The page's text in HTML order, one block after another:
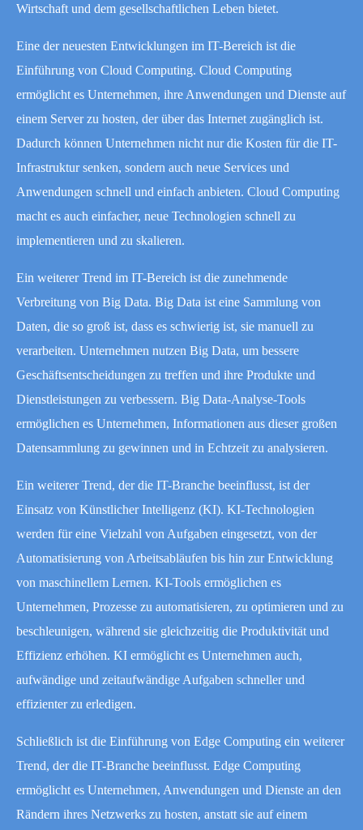
Wirtschaft und dem gesellschaftlichen Leben bietet.
Eine der neuesten Entwicklungen im IT-Bereich ist die
Einführung von Cloud Computing. Cloud Computing
ermöglicht es Unternehmen, ihre Anwendungen und Dienste auf
einem Server zu hosten, der über das Internet zugänglich ist.
Dadurch können Unternehmen nicht nur die Kosten für die IT-
Infrastruktur senken, sondern auch neue Services und
Anwendungen schnell und einfach anbieten. Cloud Computing
macht es auch einfacher, neue Technologien schnell zu
implementieren und zu skalieren.
Ein weiterer Trend im IT-Bereich ist die zunehmende
Verbreitung von Big Data. Big Data ist eine Sammlung von
Daten, die so groß ist, dass es schwierig ist, sie manuell zu
verarbeiten. Unternehmen nutzen Big Data, um bessere
Geschäftsentscheidungen zu treffen und ihre Produkte und
Dienstleistungen zu verbessern. Big Data-Analyse-Tools
ermöglichen es Unternehmen, Informationen aus dieser großen
Datensammlung zu gewinnen und in Echtzeit zu analysieren.
Ein weiterer Trend, der die IT-Branche beeinflusst, ist der
Einsatz von Künstlicher Intelligenz (KI). KI-Technologien
werden für eine Vielzahl von Aufgaben eingesetzt, von der
Automatisierung von Arbeitsabläufen bis hin zur Entwicklung
von maschinellem Lernen. KI-Tools ermöglichen es
Unternehmen, Prozesse zu automatisieren, zu optimieren und zu
beschleunigen, während sie gleichzeitig die Produktivität und
Effizienz erhöhen. KI ermöglicht es Unternehmen auch,
aufwändige und zeitaufwändige Aufgaben schneller und
effizienter zu erledigen.
Schließlich ist die Einführung von Edge Computing ein weiterer
Trend, der die IT-Branche beeinflusst. Edge Computing
ermöglicht es Unternehmen, Anwendungen und Dienste an den
Rändern ihres Netzwerks zu hosten, anstatt sie auf einem